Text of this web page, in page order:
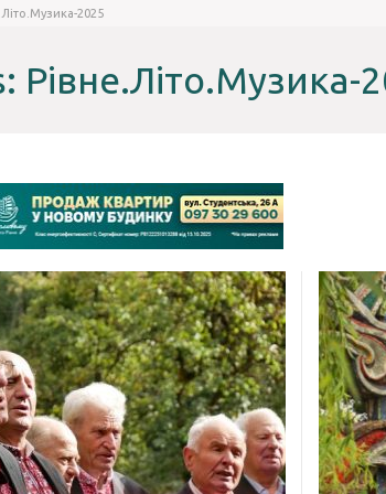
2025
Рівне.Літо.Музика-